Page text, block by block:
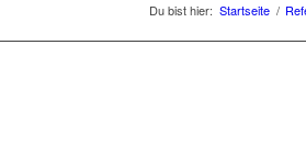
Du bist hier: Startseite /